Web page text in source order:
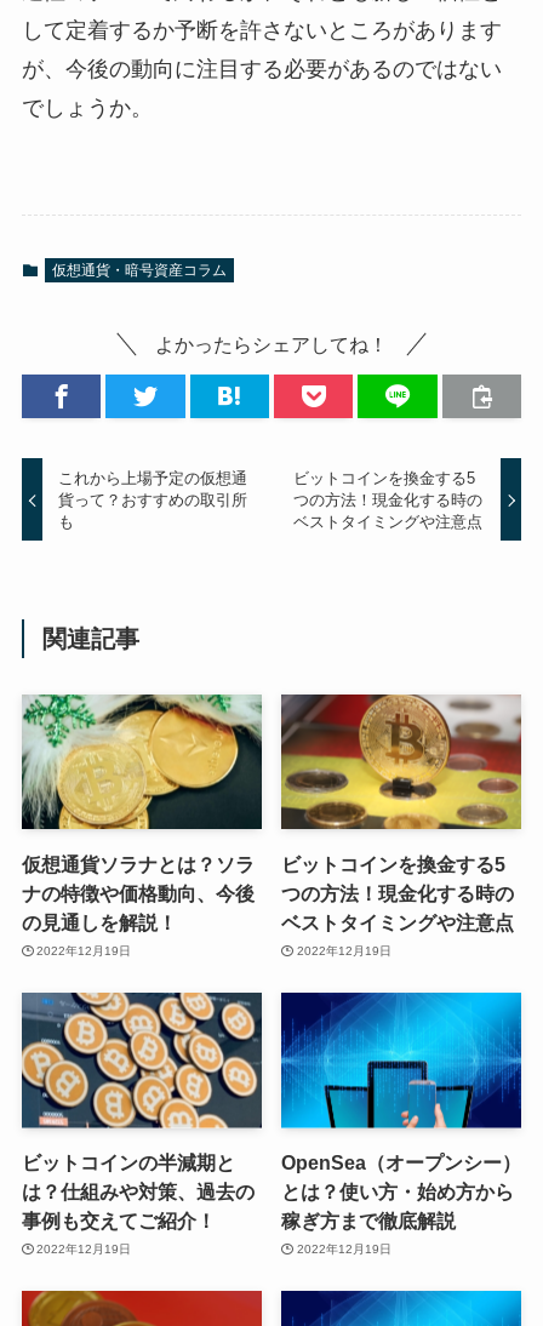
して定着するか予断を許さないところがあります
が、今後の動向に注目する必要があるのではない
でしょうか。
仮想通貨・暗号資産コラム
よかったらシェアしてね！
これから上場予定の仮想通
貨って？おすすめの取引所
も
ビットコインを換金する5
つの方法！現金化する時の
ベストタイミングや注意点
関連記事
仮想通貨ソラナとは？ソラ
ナの特徴や価格動向、今後
の見通しを解説！
2022年12月19日
ビットコインを換金する5
つの方法！現金化する時の
ベストタイミングや注意点
2022年12月19日
ビットコインの半減期と
は？仕組みや対策、過去の
事例も交えてご紹介！
2022年12月19日
OpenSea（オープンシー）
とは？使い方・始め方から
稼ぎ方まで徹底解説
2022年12月19日